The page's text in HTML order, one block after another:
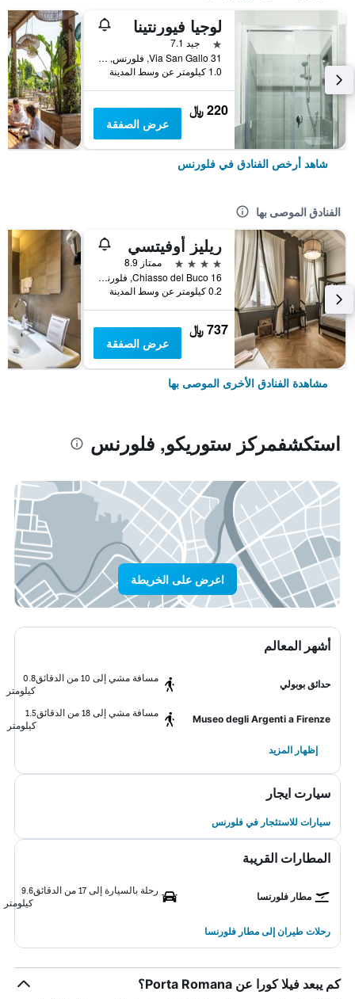
لوجيا فيورنتينا
نجمة واحدة
جيد 7.1
Via San Gallo 31, فلورنس, توسكانا, إيطاليا
1.0 كيلومتر عن وسط المدينة
220 ﷼
عرض الصفقة
شاهد أرخص الفنادق في فلورنس
الفنادق الموصى بها
ريليز أوفيتسي
4 نجوم
ممتاز 8.9
Chiasso del Buco 16, فلورنس, توسكانا, إيطاليا
0.2 كيلومتر عن وسط المدينة
737 ﷼
عرض الصفقة
مشاهدة الفنادق الأخرى الموصى بها
استكشفمركز ستوريكو, فلورنس
اعرض على الخريطة
أشهر المعالم
حدائق بوبولي
مسافة مشي إلى 10 من الدقائق
0.8
كيلومتر
Museo degli Argenti a Firenze
مسافة مشي إلى 18 من الدقائق
1.5
كيلومتر
إظهار المزيد
سيارت ايجار
سيارات للاستئجار في فلورنس
المطارات القريبة
مطار فلورنسا
رحلة بالسيارة إلى 17 من الدقائق
9.6
كيلومتر
رحلات طيران إلى مطار فلورنسا
كم يبعد فيلا كورا عن Porta Romana؟